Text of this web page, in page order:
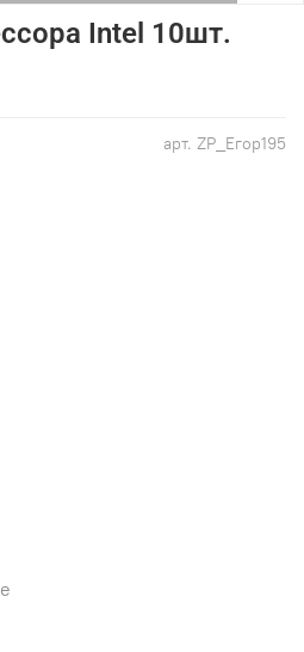
арт. ZP_Егор195
Intel 10шт.